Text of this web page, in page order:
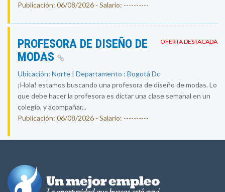
Publicación: 06/08/2026 - Salario: ----------
OFERTA DESTACADA
PROFESORA DE DISEÑO DE
MODAS
Ubicación: Norte | Departamento : Bogotá Dc
¡Hola! estamos buscando una profesora de diseño de modas. Lo
que debe hacer la profesora es dictar una clase semanal en un
colegio, y acompañar...
Publicación: 06/08/2026 - Salario: ----------